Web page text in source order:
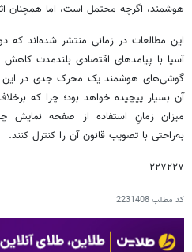
هوشمند، اگرچه محتمل است، اما همچنان
این مطالعات در زمانی منتشر شده‌اند که
آسیا با پیامدهای اقتصادی بلندمدت
گوشی‌های هوشمند یک محرک جدی در این
آن بسیار پیچیده خواهد بود؛ چرا که
میزان زمانِ استفاده از صفحه نمایش
به‌راحتی با تصویب قانون آن را کنترل کنند.
۲۲۷۲۲۷
کد مطلب2231408